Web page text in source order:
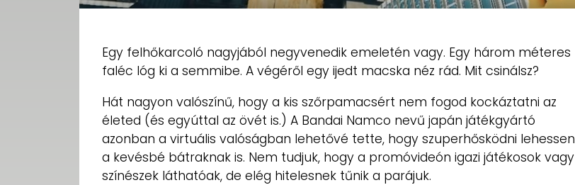
Egy felhőkarcoló nagyjából negyvenedik emeletén vagy. Egy három méteres
faléc lóg ki a semmibe. A végéről egy ijedt macska néz rád. Mit csinálsz?
Hát nagyon valószínű, hogy a kis szőrpamacsért nem fogod kockáztatni az
életed (és egyúttal az övét is.) A Bandai Namco nevű japán játékgyártó
azonban a virtuális valóságban lehetővé tette, hogy szuperhősködni lehessen
a kevésbé bátraknak is. Nem tudjuk, hogy a promóvideón igazi játékosok vagy
színészek láthatóak, de elég hitelesnek tűnik a parájuk.